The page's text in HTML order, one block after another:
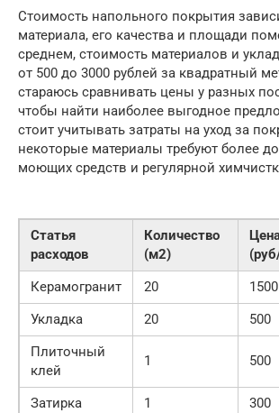
Стоимость напольного покрытия
материала, его качества и площади
среднем, стоимость материалов и
от 500 до 3000 рублей за квадратный
стараюсь сравнивать цены у разных
чтобы найти наиболее выгодное
стоит учитывать затраты на уход за
некоторые материалы требуют более
моющих средств и регулярной
Статья
расходов
Количество
(м2)
Керамогранит
20 1500
Укладка
20 500
Плиточный
клей
1 500
Затирка 1 300